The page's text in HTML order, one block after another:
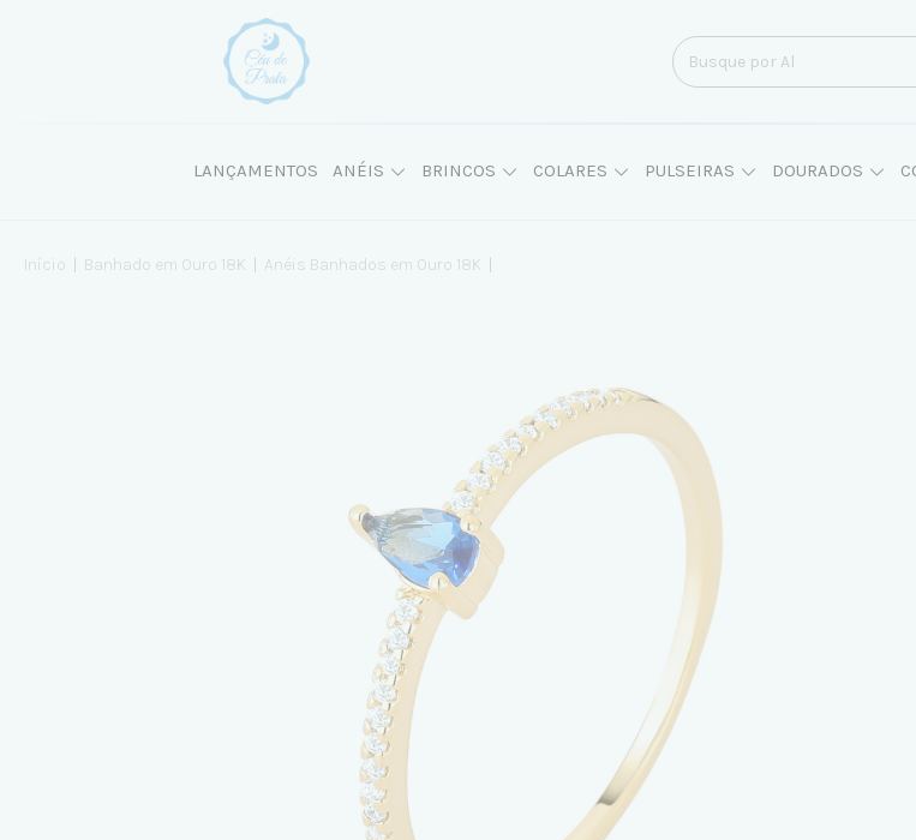
LANÇAMENTOS ANÉIS BRINCOS COLARES PULSEIRAS DOURADOS
Início Banhado em Ouro 18K Anéis Banhados em Ouro 18K